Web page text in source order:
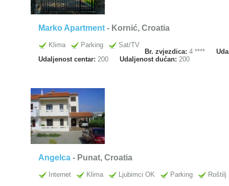
Marko Apartment - Kornić, Croatia
Klima Parking
Sat/TV
Br. zvjezdica: 4 ****
Udaljenost centar: 200 Udaljenost dućan: 200
Angelca - Punat, Croatia
Internet Klima Ljubimci OK Parking
Roštilj